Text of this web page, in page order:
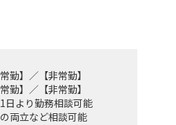
勤】／【非常勤】
勤】／【非常勤】
日より勤務相談可能
両立など相談可能